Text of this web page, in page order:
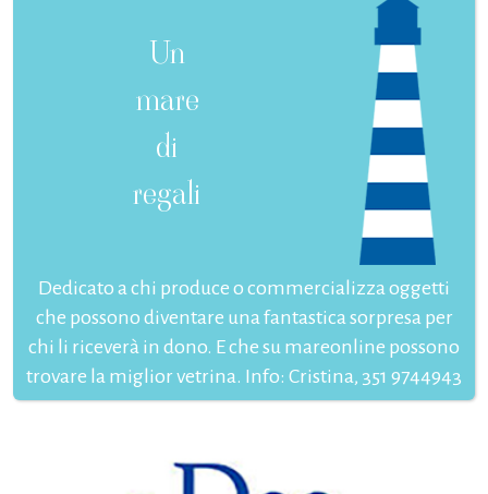
Un
mare
di
regali
Dedicato a chi produce o commercializza oggetti
che possono diventare una fantastica sorpresa per
chi li riceverà in dono. E che su mareonline possono
trovare la miglior vetrina. Info: Cristina, 351 9744943